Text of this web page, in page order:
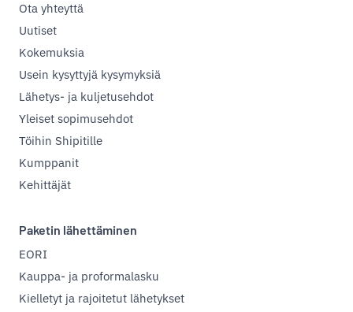
Ota yhteyttä
Uutiset
Kokemuksia
Usein kysyttyjä kysymyksiä
Lähetys- ja kuljetusehdot
Yleiset sopimusehdot
Töihin Shipitille
Kumppanit
Kehittäjät
Paketin lähettäminen
EORI
Kauppa- ja proformalasku
Kielletyt ja rajoitetut lähetykset